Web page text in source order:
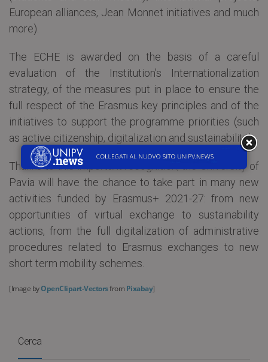
European alliances, Jean Monnet initiatives and much
more).
The ECHE is awarded on the basis of a careful
evaluation of the Institution’s Internationalization
strategy, of the measures put in place to ensure the
full respect of the Erasmus key principles and of the
initiatives to support the programme priorities (such
as active citizenship, digitalization and sustainability).
Thanks to this important recognition, the University of
Pavia will have the chance to take part in many new
activities funded by Erasmus+ 2021-27: from new
opportunities of virtual exchange to sustainability
actions, from the full digitalization of administrative
procedures related to Erasmus exchanges to new
short term mobility schemes.
[Image byOpenClipart-Vectorsfrom Pixabay]
Cerca